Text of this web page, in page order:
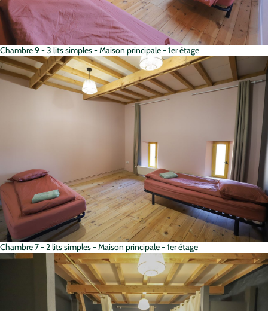
Chambre 9 - 3 lits simples - Maison principale - 1er étage
Chambre 7 - 2 lits simples - Maison principale - 1er étage